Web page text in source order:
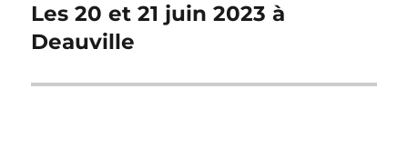
Les 20 et 21 juin 2023 à
Deauville